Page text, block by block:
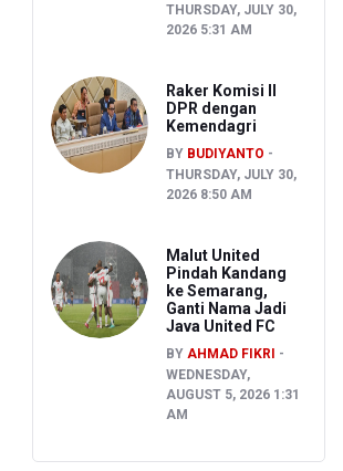
THURSDAY, JULY 30,
2026 5:31 AM
Raker Komisi II
DPR dengan
Kemendagri
BY BUDIYANTO
THURSDAY, JULY 30,
2026 8:50 AM
Malut United
Pindah Kandang
ke Semarang,
Ganti Nama Jadi
Java United FC
BY AHMAD FIKRI
WEDNESDAY,
AUGUST 5, 2026 1:31
AM